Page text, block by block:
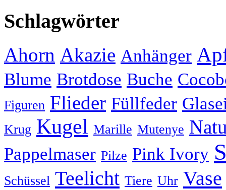
Schlagwörter
Ahorn Akazie Anhänger
Blume Brotdose Buche
Figuren Flieder Füllfeder
Krug Kugel Marille Mutenye
Pappelmaser Pilze Pink Ivory
Schüssel Teelicht Tiere Uhr Vase